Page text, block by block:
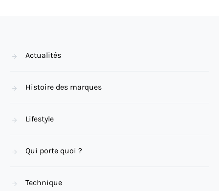
Actualités
Histoire des marques
Lifestyle
Qui porte quoi ?
Technique